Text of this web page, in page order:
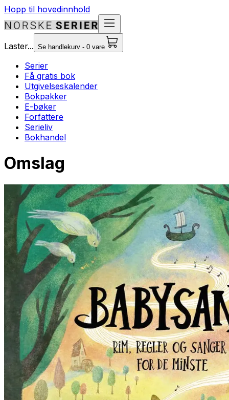
Hopp til hovedinnhold
Laster... Se handlekurv - 0 vare
Serier
Få gratis bok
Utgivelseskalender
Bokpakker
E-bøker
Forfattere
Serieliv
Bokhandel
Omslag